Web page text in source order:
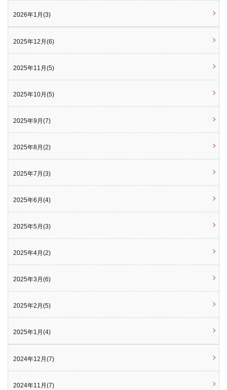
2026年1月(3)
2025年12月(6)
2025年11月(5)
2025年10月(5)
2025年9月(7)
2025年8月(2)
2025年7月(3)
2025年6月(4)
2025年5月(3)
2025年4月(2)
2025年3月(6)
2025年2月(5)
2025年1月(4)
2024年12月(7)
2024年11月(7)